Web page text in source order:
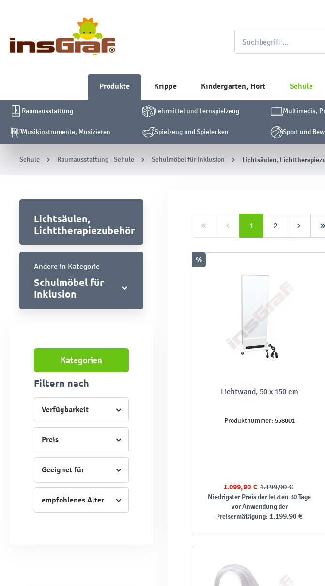
Produkte Krippe Kindergarten, Hort Schule
Raumausstattung Lehrmittel und Lernspielzeug Multimedia,
Musikinstrumente, Musizieren Spielzeug und Spielecken Sport und
Schule Raumausstattung - Schule Schulmöbel für Inklusion Lichtsäulen,
Lichtsäulen,
Lichttherapiezubehör
Andere in Kategorie
Schulmöbel für
Inklusion
Kategorien
Filtern nach
Verfügbarkeit
Preis
Geeignet für
empfohlenes Alter
1 2
%
Lichtwand, 50 x 150 cm
Produktnummer: 558001
1.099,90 € 1.199,90 €
Niedrigster Preis der letzten 30 Tage
vor Anwendung der
Preisermäßigung: 1.199,90 €